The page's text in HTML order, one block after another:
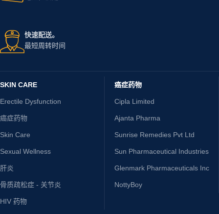
快速配送。
最短周转时间
SKIN CARE
Erectile Dysfunction
癌症药物
Skin Care
Sexual Wellness
肝炎
骨质疏松症 - 关节炎
HIV 药物
癌症药物
Cipla Limited
Ajanta Pharma
Sunrise Remedies Pvt Ltd
Sun Pharmaceutical Industries
Glenmark Pharmaceuticals Inc
NottyBoy